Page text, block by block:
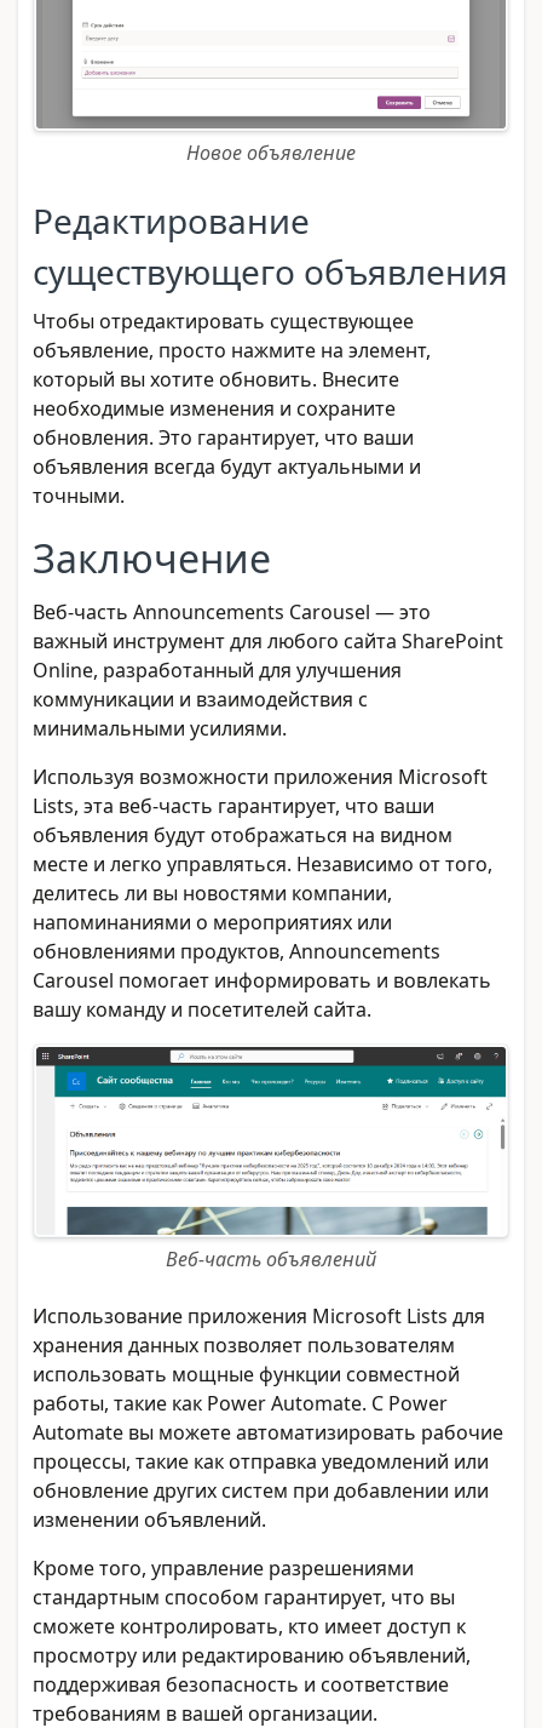
Новое объявление
Редактирование
существующего объявления
Чтобы отредактировать существующее
объявление, просто нажмите на элемент,
который вы хотите обновить. Внесите
необходимые изменения и сохраните
обновления. Это гарантирует, что ваши
объявления всегда будут актуальными и
точными.
Заключение
Веб-часть Announcements Carousel — это
важный инструмент для любого сайта SharePoint
Online, разработанный для улучшения
коммуникации и взаимодействия с
минимальными усилиями.
Используя возможности приложения Microsoft
Lists, эта веб-часть гарантирует, что ваши
объявления будут отображаться на видном
месте и легко управляться. Независимо от того,
делитесь ли вы новостями компании,
напоминаниями о мероприятиях или
обновлениями продуктов, Announcements
Carousel помогает информировать и вовлекать
вашу команду и посетителей сайта.
Веб-часть объявлений
Использование приложения Microsoft Lists для
хранения данных позволяет пользователям
использовать мощные функции совместной
работы, такие как Power Automate. С Power
Automate вы можете автоматизировать рабочие
процессы, такие как отправка уведомлений или
обновление других систем при добавлении или
изменении объявлений.
Кроме того, управление разрешениями
стандартным способом гарантирует, что вы
сможете контролировать, кто имеет доступ к
просмотру или редактированию объявлений,
поддерживая безопасность и соответствие
требованиям в вашей организации.